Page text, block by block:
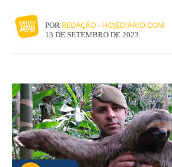
POR REDAÇÃO - HOJEDIARIO.COM
13 DE SETEMBRO DE 2023